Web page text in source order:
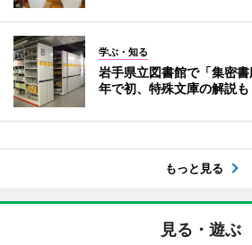
学ぶ・知る
岩手県立図書館で「集密
年で初、特殊文庫の解説も
もっと見る
見る・遊ぶ